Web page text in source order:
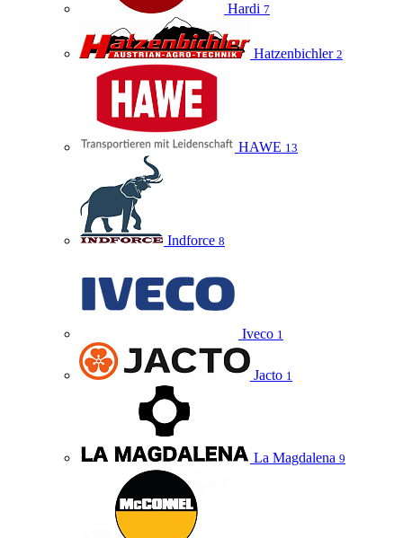
Hardi 7
Hatzenbichler 2
HAWE 13
Indforce 8
Iveco 1
Jacto 1
La Magdalena 9